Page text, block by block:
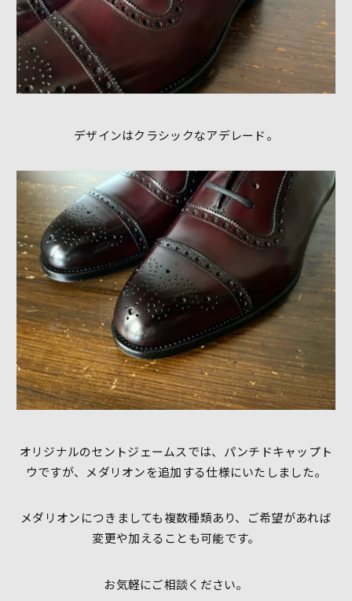
デザインはクラシックなアデレード。
オリジナルのセントジェームスでは、パンチドキャップト
ウですが、メダリオンを追加する仕様にいたしました。
メダリオンにつきましても複数種類あり、ご希望があれば
変更や加えることも可能です。
お気軽にご相談ください。